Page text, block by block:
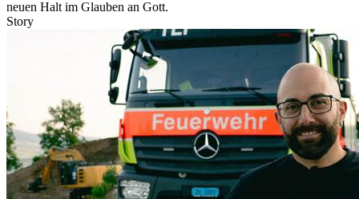
neuen Halt im Glauben an Gott.
Story